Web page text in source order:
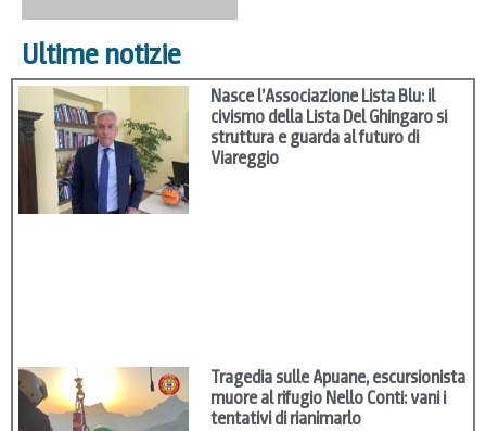
Ultime notizie
Nasce l’Associazione Lista Blu: il
civismo della Lista Del Ghingaro si
struttura e guarda al futuro di
Viareggio
Tragedia sulle Apuane, escursionista
muore al rifugio Nello Conti: vani i
tentativi di rianimarlo